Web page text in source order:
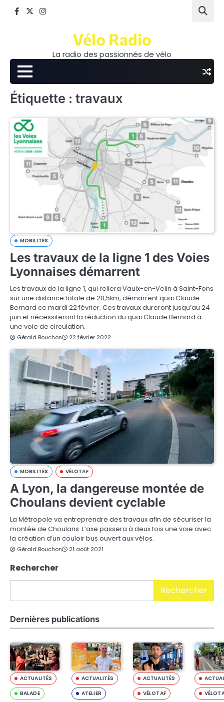
Facebook
TwitterInstagram
Vélo Radio
La radio des passionnés de vélo
Étiquette : travaux
MOBILITÉS
Les travaux de la ligne 1 des Voies
Lyonnaises démarrent
Les travaux de la ligne 1, qui reliera Vaulx-en-Velin à Saint-Fons
sur une distance totale de 20,5km, démarrent quai Claude
Bernard ce mardi 22 février. Ces travaux dureront jusqu’au 24
juin et nécessiteront la réduction du quai Claude Bernard à
une voie de circulation.
Gérald Bouchon 22 février 2022
MOBILITÉS VÉLOTAF
A Lyon, la dangereuse montée de
Choulans devient cyclable
La Métropole va entreprendre des travaux afin de sécuriser la
montée de Choulans. L’axe passera à deux fois une voie avec
la création d’un couloir bus ouvert aux vélos.
Gérald Bouchon 21 août 2021
Rechercher
Rechercher
Dernières publications
ACTUALITÉS
BALADE
ACTUALITÉS
ATELIER
ACTUALITÉS
VÉLOTAF